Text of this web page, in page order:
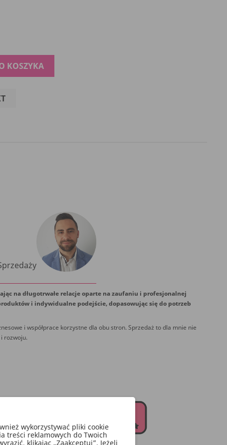
KOSZYKA
na długotrwałe relacje oparte na zaufaniu i profesjonalnej
i indywidualne podejście, dopasowując się do potrzeb
i współprace korzystne dla obu stron. Sprzedaż to dla mnie nie
rozwoju.
wykorzystywać pliki cookie
treści reklamowych do Twoich
klikając „Zaakceptuj”. Jeżeli